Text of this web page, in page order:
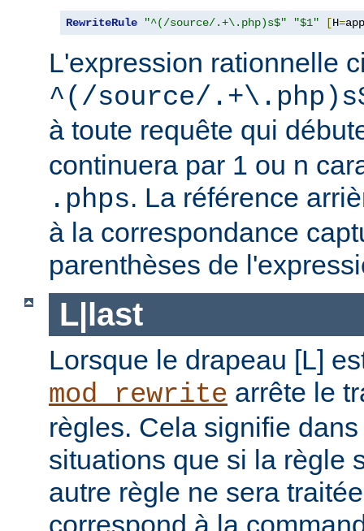
RewriteRule "^(/source/.+\.php)s$" "$1" [H=
L'expression rationnelle
^(/source/
à toute requête qui
continuera par 1 ou n
.phps. La référence
à la correspondance
parenthèses de
L|last
Lorsque le drapeau [L]
mod_rewrite arrête le
règles. Cela signifie
situations que si la règle
autre règle ne sera
correspond à la